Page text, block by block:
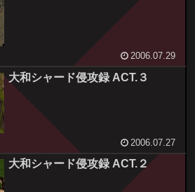
2006.07.29
大和シャード侵攻録 ACT.３
2006.07.27
大和シャード侵攻録 ACT.２